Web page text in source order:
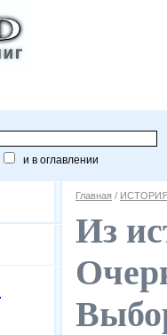
и в оглавлении
Главная /
Из